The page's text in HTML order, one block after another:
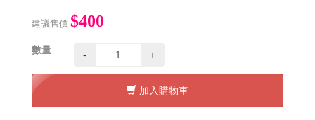
建議售價 $400
數量 - +
加入購物車